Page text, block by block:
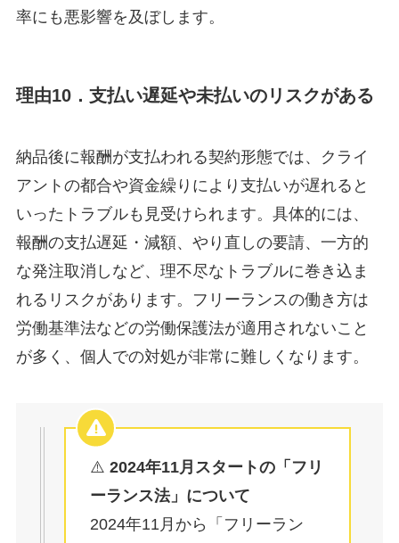
率にも悪影響を及ぼします。
理由10．支払い遅延や未払いのリスクがある
納品後に報酬が支払われる契約形態では、クライ
アントの都合や資金繰りにより支払いが遅れると
いったトラブルも見受けられます。具体的には、
報酬の支払遅延・減額、やり直しの要請、一方的
な発注取消しなど、理不尽なトラブルに巻き込ま
れるリスクがあります。フリーランスの働き方は
労働基準法などの労働保護法が適用されないこと
が多く、個人での対処が非常に難しくなります。
⚠️ 2024年11月スタートの「フリ
ーランス法」について
2024年11月から「フリーラン